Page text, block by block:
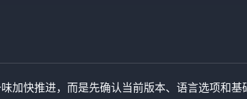
加快推进，而是先确认当前版本、语言选项和